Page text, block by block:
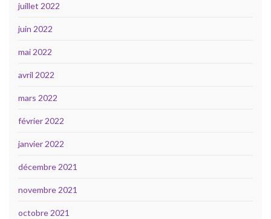
juillet 2022
juin 2022
mai 2022
avril 2022
mars 2022
février 2022
janvier 2022
décembre 2021
novembre 2021
octobre 2021